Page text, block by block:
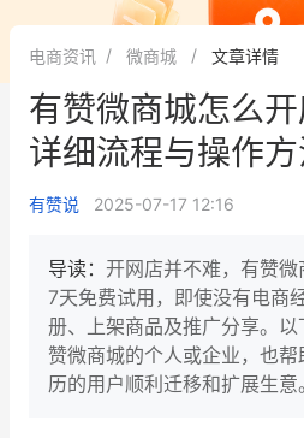
面对面聊增长
新零售大会 新零
增长产品指南
智库 产品
电商资讯 微商城 文章详情
有赞微商城怎么
详细流程与操作
有赞说 2025-07-17 12:16
导读： 开网店并不难，有赞
7天免费试用，即使没有电商
册、上架商品及推广分享。
赞微商城的个人或企业，也
历的用户顺利迁移和扩展生意。